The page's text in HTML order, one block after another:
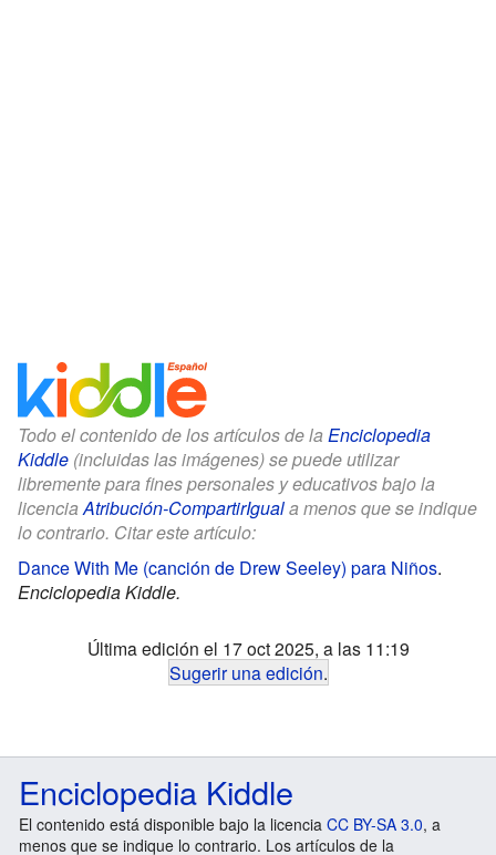
Todo el contenido de los artículos de la Enciclopedia
Kiddle (incluidas las imágenes) se puede utilizar
libremente para fines personales y educativos bajo la
licenciaAtribución-CompartirIguala menos que se indique
lo contrario. Citar este artículo:
Dance With Me (canción de Drew Seeley) para Niños.
Enciclopedia Kiddle.
Última edición el 17 oct 2025, a las 11:19
Sugerir una edición.
Enciclopedia Kiddle
El contenido está disponible bajo la licencia CC BY-SA 3.0, a
menos que se indique lo contrario. Los artículos de la